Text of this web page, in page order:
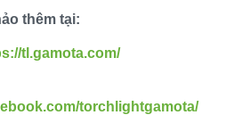
thêm tại:
tl.gamota.com/
torchlightgamota/